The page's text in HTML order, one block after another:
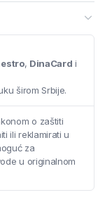
, DinaCard i
širom Srbije.
o zaštiti
ili reklamirati u
za
u originalnom